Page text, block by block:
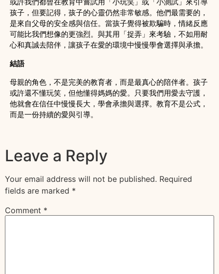
或許我們都曾在教育中嘗試用「小玩笑」或「小測試」來引導
孩子，但要記得，孩子的心靈仍然非常敏感。他們最需要的，
是來自父母的安全感與信任。當孩子覺得被欺騙時，情緒反應
可能比我們想像的更強烈。與其用「捉弄」來考驗，不如用耐
心和真誠去陪伴，讓孩子在愛的環境中慢慢學會選擇與承擔。
結語
母親的角色，不是完美的教育者，而是最真心的陪伴者。孩子
或許還不懂玩笑，但他懂得媽媽的愛。只要我們用愛去守護，
他就會在信任中慢慢長大，學會承擔與選擇。教育不是公式，
而是一份持續的愛與引導。
Leave a Reply
Your email address will not be published. Required
fields are marked *
Comment *